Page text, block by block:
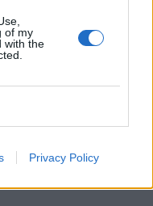
of my
with the
Privacy Policy